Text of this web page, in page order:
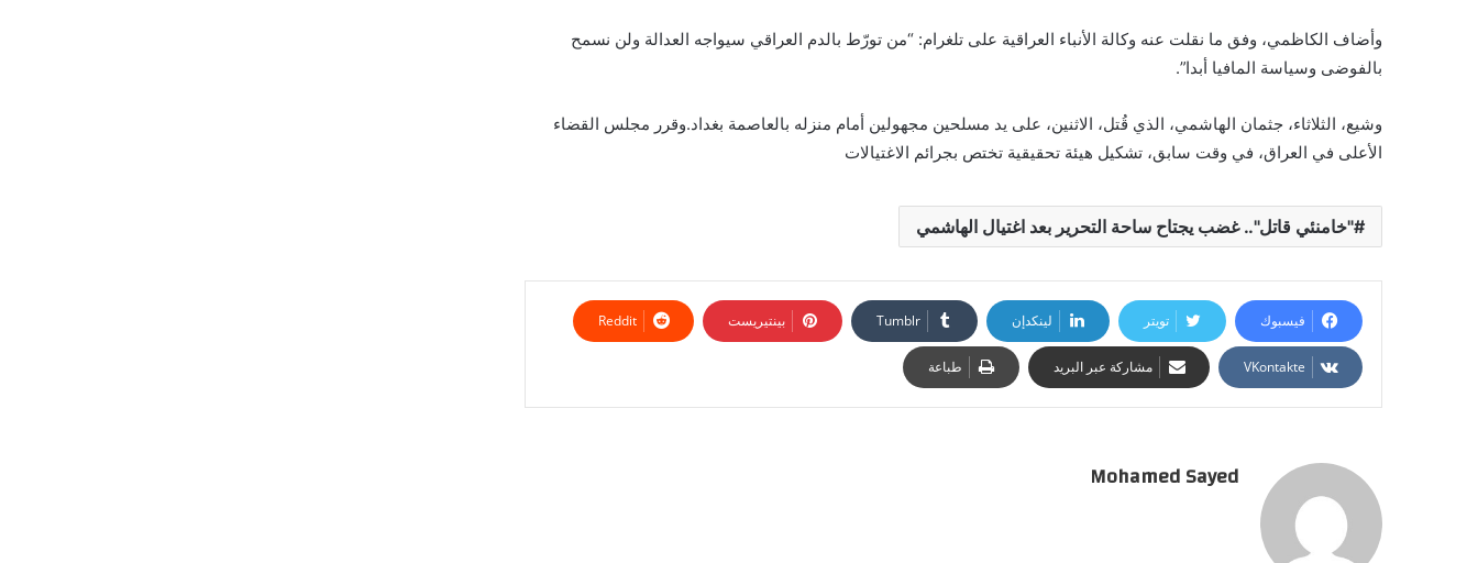
وأضاف الكاظمي، وفق ما نقلت عنه وكالة الأنباء العراقية على تلغرام: “من تورّط بالدم العراقي سيواجه العدالة ولن نسمح
بالفوضى وسياسة المافيا أبدا”.
وشيع، الثلاثاء، جثمان الهاشمي، الذي قُتل، الاثنين، على يد مسلحين مجهولين أمام منزله بالعاصمة بغداد.وقرر مجلس القضاء
الأعلى في العراق، في وقت سابق، تشكيل هيئة تحقيقية تختص بجرائم الاغتيالات
"خامنئي قاتل".. غضب يجتاح ساحة التحرير بعد اغتيال الهاشمي
فيسبوك تويتر لينكدإن بينتيريست
مشاركة عبر البريد طباعة
Mohamed Sayed